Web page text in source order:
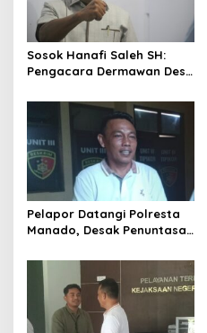
o
s
Sosok Hanafi Saleh SH:
Pengacara Dermawan Desa
Menang 3 Perkara Sehari
Pelapor Datangi Polresta
Manado, Desak Penuntasan
Tua Wori